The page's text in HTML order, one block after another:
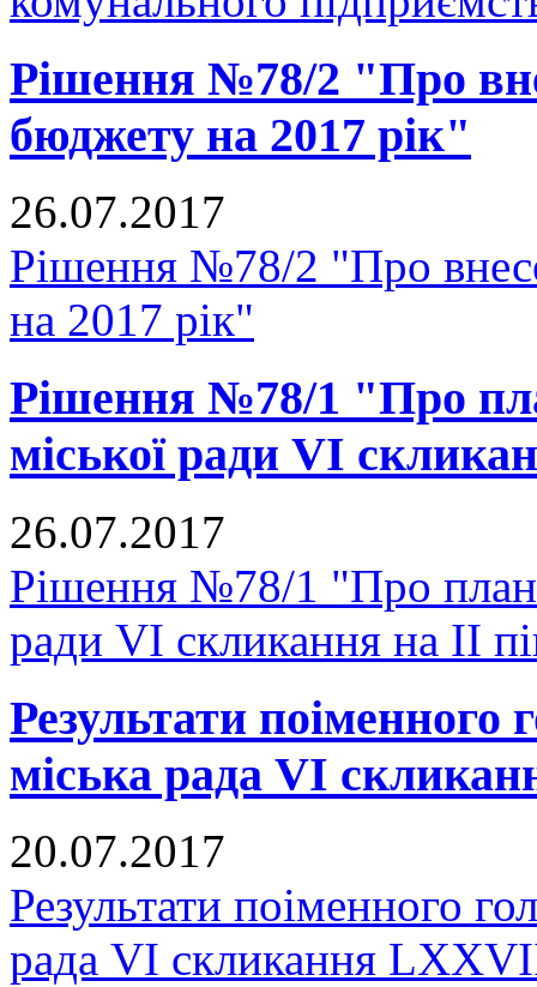
Рішення №78/2 "Про
бюджету на 2017 рік"
26.07.2017
Рішення №78/2 "Про
на 2017 рік"
Рішення №78/1 "Про
міської ради VI
26.07.2017
Рішення №78/1 "Про план
ради VI скликання на II
Результати
міська рада VI
20.07.2017
Результати поіменного
рада VI скликання